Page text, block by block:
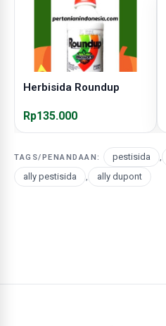
Herbisida Roundup
Rp135.000
TAGS/PENANDAAN: pestisida ,
ally pestisida
, ally dupont